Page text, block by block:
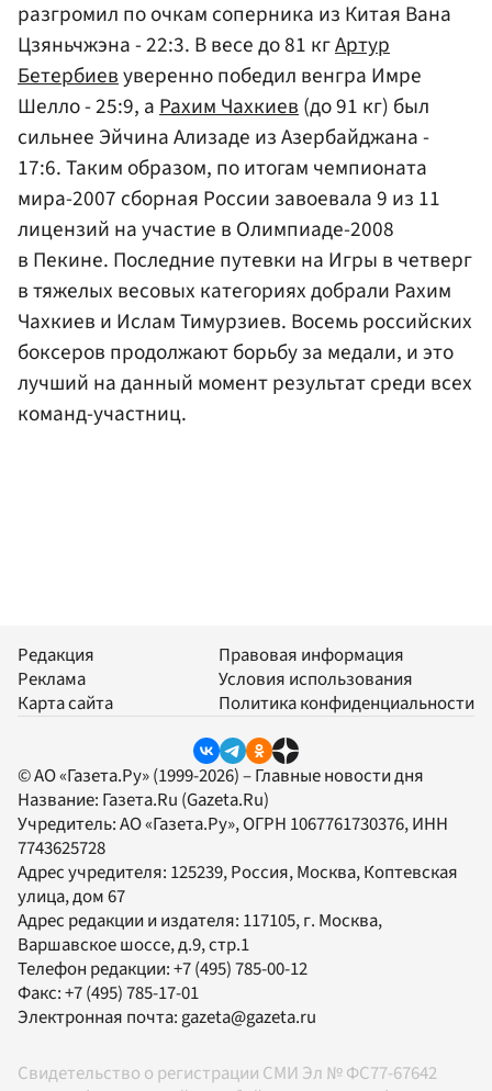
разгромил по очкам соперника из Китая Вана
Цзяньчжэна - 22:3. В весе до 81 кгАртур
Бетербиевуверенно победил венгра Имре
Шелло - 25:9, аРахим Чахкиев(до 91 кг) был
сильнее Эйчина Ализаде из Азербайджана -
17:6. Таким образом, по итогам чемпионата
мира-2007 сборная России завоевала 9 из 11
лицензий на участие в Олимпиаде-2008
в Пекине. Последние путевки на Игры в четверг
в тяжелых весовых категориях добрали Рахим
Чахкиев и Ислам Тимурзиев. Восемь российских
боксеров продолжают борьбу за медали, и это
лучший на данный момент результат среди всех
команд-участниц.
Редакция
Реклама
Карта сайта
Правовая информация
Условия использования
Политика конфиденциальности
© АО «Газета.Ру» (1999-2026) – Главные новости дня
Название: Газета.Ru (Gazeta.Ru)
Учредитель:АО «Газета.Ру», ОГРН 1067761730376, ИНН
7743625728
Адрес учредителя: 125239, Россия, Москва, Коптевская
улица, дом 67
Адрес редакции и издателя: 117105, г. Москва,
Варшавское шоссе, д.9, стр.1
Телефон редакции:+7 (495) 785-00-12
Факс:+7 (495) 785-17-01
Электронная почта:gazeta@gazeta.ru
Свидетельство о регистрации СМИ Эл № ФС77-67642